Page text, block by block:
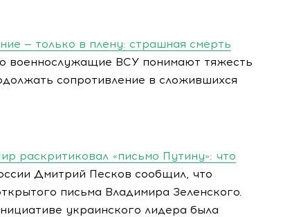
— только в плену: страшная смерть
военнослужащие ВСУ понимают тяжесть
сопротивление в сложившихся
раскритиковал «письмо Путину»: что
Дмитрий Песков сообщил, что
письма Владимира Зеленского.
украинского лидера была